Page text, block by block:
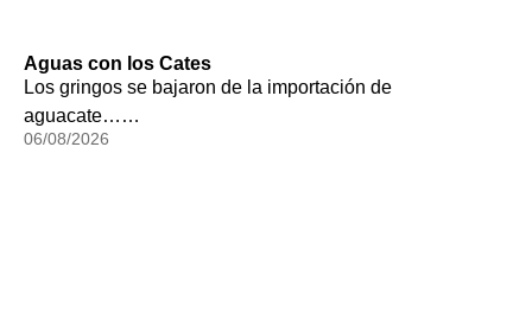
Aguas con los Cates
Los gringos se bajaron de la importación de
aguacate……
06/08/2026